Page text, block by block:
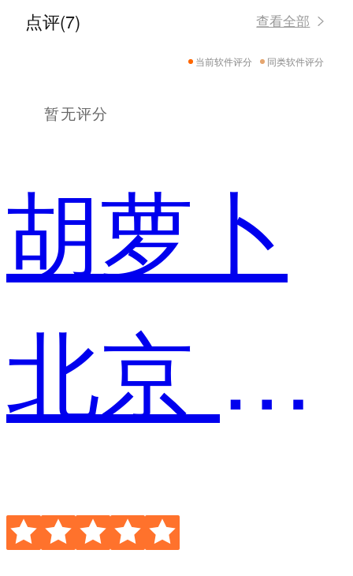
点评(7) 查看全部
当前软件评分 同类软件评分
暂无评分
胡萝卜
北京 产品